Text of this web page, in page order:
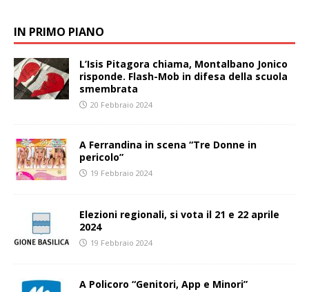
IN PRIMO PIANO
L’Isis Pitagora chiama, Montalbano Jonico
risponde. Flash-Mob in difesa della scuola
smembrata
20 Febbraio 2024
A Ferrandina in scena “Tre Donne in
pericolo”
19 Febbraio 2024
Elezioni regionali, si vota il 21 e 22 aprile
2024
19 Febbraio 2024
A Policoro “Genitori, App e Minori”